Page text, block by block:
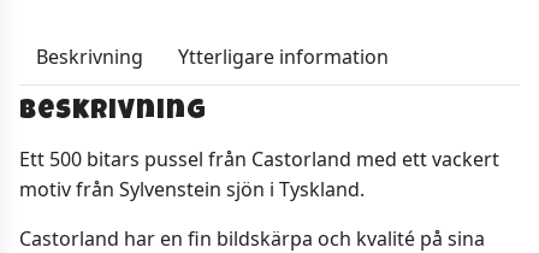
Beskrivning Ytterligare information
Beskrivning
Ett 500 bitars pussel från Castorland med ett vackert
motiv från Sylvenstein sjön i Tyskland.
Castorland har en fin bildskärpa och kvalité på sina